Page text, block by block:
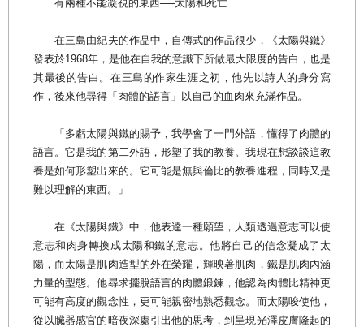
有兩種不能凝視的東西──太陽和死亡
在三島由紀夫的作品中，自傳式的作品很少，《太陽與鐵》
發表於1968年，是他在自我的意識下所做最大限度的告白，也是
其最後的告白。在三島的作家生涯之初，他先以詩人的身分寫
作，後來他尋得「肉體的語言」以自己的血肉來充滿作品。
「多虧太陽與鐵的賜予，我學會了一門外語，懂得了肉體的
語言。它是我的第二外語，形塑了我的教養。我現在想談談這教
養是如何形塑出來的。它可能是無與倫比的教養進程，同時又是
難以理解的東西。」
在《太陽與鐵》中，他表達一種願望，人類透過意志可以使
意志和肉身轉換成太陽和鐵的意志。他將自己的信念凝成了太
陽，而太陽是肌肉造型的外在榮耀，輝映著肌肉，鐵是肌肉內涵
力量的型態。他尋求擺脫語言的肉體鍛鍊，他認為肉體比精神更
可能有高度的觀念性，更可能親密地熟悉觀念。而太陽唆使他，
從以臟器感官的暗夜深處引出他的思考，到呈現光澤皮膚隆起的